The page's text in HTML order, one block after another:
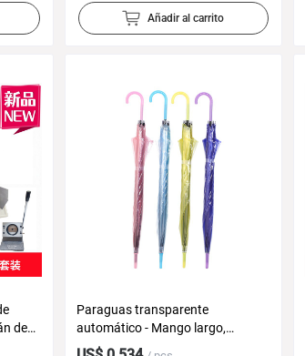
axilas
respiratorio durante 2 horas sin
caída
Añadir al carrito
de
Paraguas transparente
automático - Mango largo,
colorido, diseño creativo para